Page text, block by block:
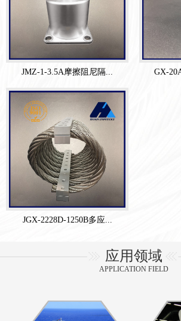
JMZ-1-3.5A摩擦阻尼隔... GX-
JGX-2228D-1250B多应...
应用领域
APPLICATION FIELD